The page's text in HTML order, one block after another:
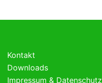
Kontakt
Downloads
Impressum & Datenschutz